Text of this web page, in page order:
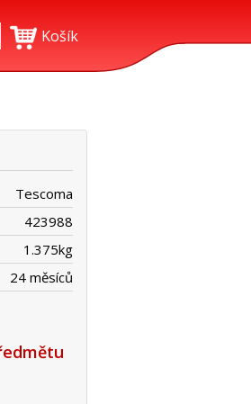
Košík
Tescoma
423988
1.375kg
24 měsíců